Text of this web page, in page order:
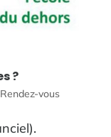
?
Rendez-vous